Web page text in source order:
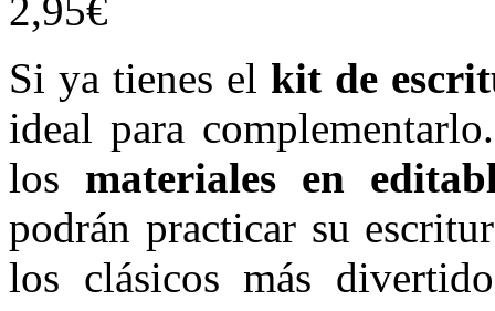
2,95€
Si ya tienes el kit de
ideal para
los materiales en
podrán practicar su
los clásicos más